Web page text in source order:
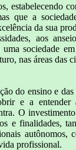
estabelecendo
que a
da sua
aos
sociedade
nas áreas das
do ensino e das
e a entender
O
e finalidades,
autônomos,
profissional.